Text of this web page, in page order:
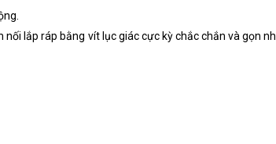
lắp ráp bằng vít lục giác cực kỳ chắc chắn và gọn